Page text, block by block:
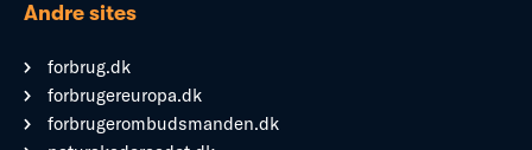
Andre sites
forbrug.dk
forbrugereuropa.dk
forbrugerombudsmanden.dk